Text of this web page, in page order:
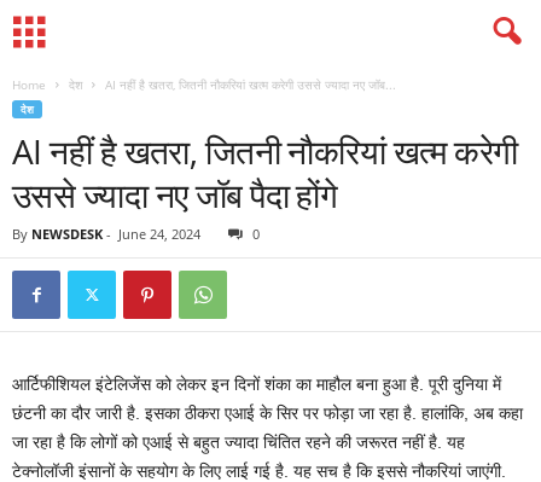
Home देश AI नहीं है खतरा, जितनी नौकरियां खत्म करेगी उससे ज्यादा नए जॉब...
देश
AI नहीं है खतरा, जितनी नौकरियां खत्म करेगी
उससे ज्यादा नए जॉब पैदा होंगे
By NEWSDESK - June 24, 2024 0
आर्टिफीशियल इंटेलिजेंस को लेकर इन दिनों शंका का माहौल बना हुआ है. पूरी दुनिया में
छंटनी का दौर जारी है. इसका ठीकरा एआई के सिर पर फोड़ा जा रहा है. हालांकि, अब कहा
जा रहा है कि लोगों को एआई से बहुत ज्यादा चिंतित रहने की जरूरत नहीं है. यह
टेक्नोलॉजी इंसानों के सहयोग के लिए लाई गई है. यह सच है कि इससे नौकरियां जाएंगी.